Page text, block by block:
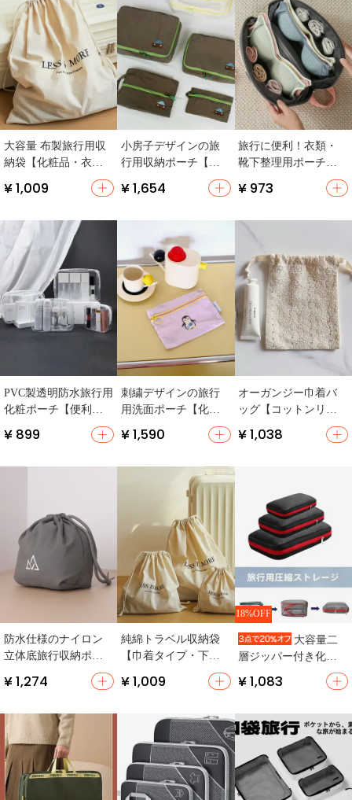
大容量 布製旅行用収
納袋【化粧品・衣
類・整理用・巾着タ
イプ】
¥ 1,009
小房子デザインの旅
行用収納ポーチ【衣
類整理・靴や洗面用
具用・携帯便利】
¥ 1,654
旅行に便利！衣類・
靴下整理用ポーチ【3
段階収納・コンパク
ト・持ち運び容易】
¥ 973
PVC製透明防水旅行用
化粧ポーチ【便利・
¥ 899
刺繍デザインの旅行
用洗面ポーチ【化粧
品・文房具収納に最
適】
¥ 1,590
オーガンジー巾着バ
ッグ【コットンリネ
ン・衣類整理用・旅
行収納】
¥ 1,038
防水仕様のナイロン
立体底旅行収納ポー
チ【大容量・靴下・
下着整理用】（セッ
¥ 1,274
純綿トラベル収納袋
【巾着タイプ・下
着・靴下整理用・旅
行用】
¥ 1,009
18%OFF
大容量二
層ジッパー付き化粧
ポーチ【旅行用・収
納便利・女性用】
¥ 1,083